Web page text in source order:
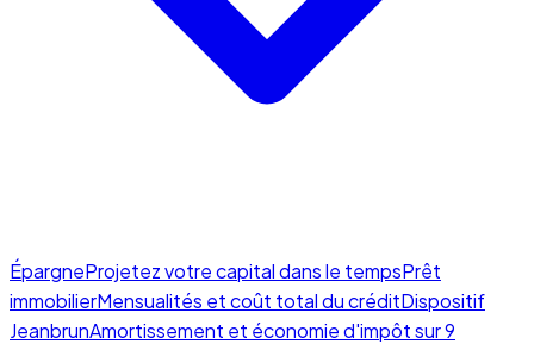
ÉpargneProjetez votre capital dans le tempsPrêt
immobilierMensualités et coût total du créditDispositif
JeanbrunAmortissement et économie d'impôt sur 9